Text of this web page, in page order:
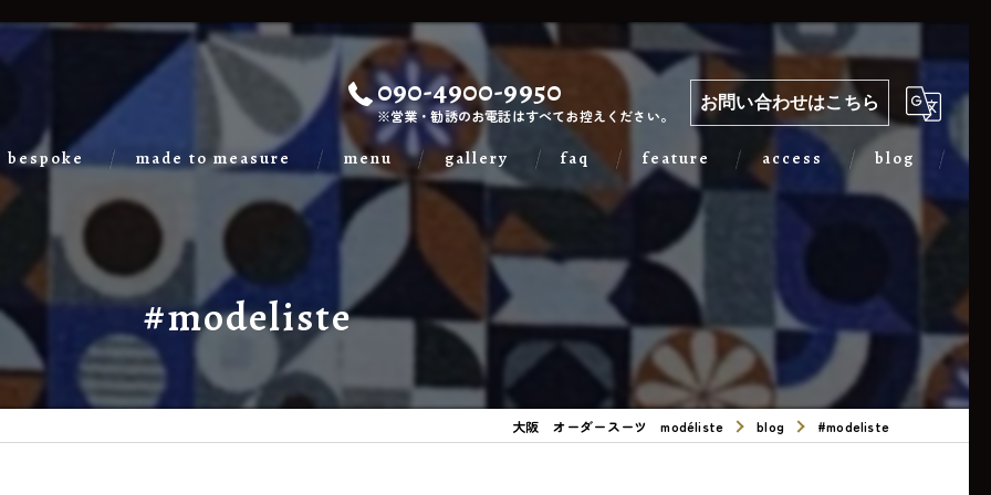
090-4900-9950
※営業・勧誘のお電話はすべてお控えください。
お問い合わせはこちら
bespoke made to measure menu gallery faq feature
カジュアル
フォーマル
メンズ
レディース
access blog
#modeliste
大阪 オーダースーツ modéliste blog #modeliste